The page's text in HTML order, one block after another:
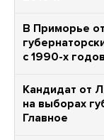
В Приморье
с 1990-х
Кандидат от
на выборах
Главное